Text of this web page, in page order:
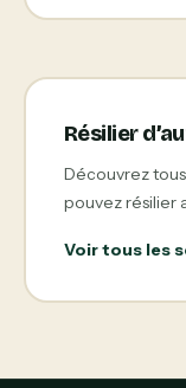
Résilier
Découvrez
pouvez résilier
Voir tous les